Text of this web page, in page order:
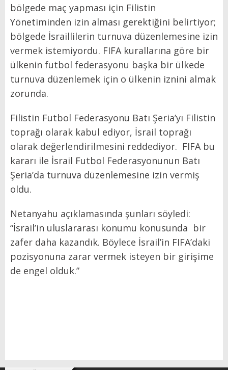
bölgede maç yapması için Filistin
Yönetiminden izin alması gerektiğini belirtiyor;
bölgede İsraillilerin turnuva düzenlemesine izin
vermek istemiyordu. FIFA kurallarına göre bir
ülkenin futbol federasyonu başka bir ülkede
turnuva düzenlemek için o ülkenin iznini almak
zorunda.
Filistin Futbol Federasyonu Batı Şeria’yı Filistin
toprağı olarak kabul ediyor, İsrail toprağı
olarak değerlendirilmesini reddediyor. FIFA bu
kararı ile İsrail Futbol Federasyonunun Batı
Şeria’da turnuva düzenlemesine izin vermiş
oldu.
Netanyahu açıklamasında şunları söyledi:
“İsrail’in uluslararası konumu konusunda bir
zafer daha kazandık. Böylece İsrail’in FIFA’daki
pozisyonuna zarar vermek isteyen bir girişime
de engel olduk.”